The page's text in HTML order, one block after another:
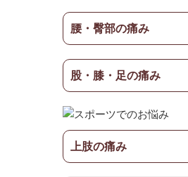
腰・臀部の痛み
股・膝・足の痛み
上肢の痛み